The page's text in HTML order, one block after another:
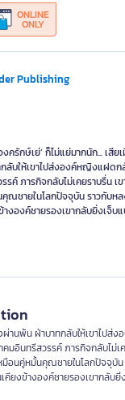
Publishing
ONLINE
ONLY
ครักษ์เย่’ ก็ไม่แย่มากนัก... เสีย
ลับให้เขาไปส่งองค์หญิงแฝด
รค์ ภารกิจกลับไม่เคยราบรื่น
ชายในโลกปัจจุบัน ราวกับห
างองค์ชายรองเขากลับยิ่งเจ็บ
านพ้น ฝ่าบาทกลับให้เขาไปส่
มอินทรีสวรรค์ ภารกิจกลับไม่
อนคู่หมั้นคุณชายในโลกปัจจุบัน
คียงข้างองค์ชายรองเขากลับยิ่